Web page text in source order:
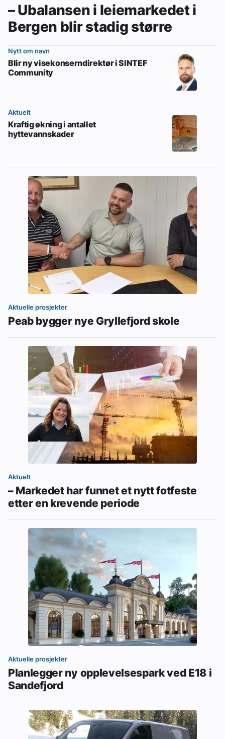
– Ubalansen i leiemarkedet i
Bergen blir stadig større
Nytt om navn
Blir ny visekonserndirektør i SINTEF
Community
Aktuelt
Kraftig økning i antallet
hyttevannskader
Aktuelle prosjekter
Peab bygger nye Gryllefjord skole
Aktuelt
– Markedet har funnet et nytt fotfeste
etter en krevende periode
Aktuelle prosjekter
Planlegger ny opplevelsespark ved E18 i
Sandefjord